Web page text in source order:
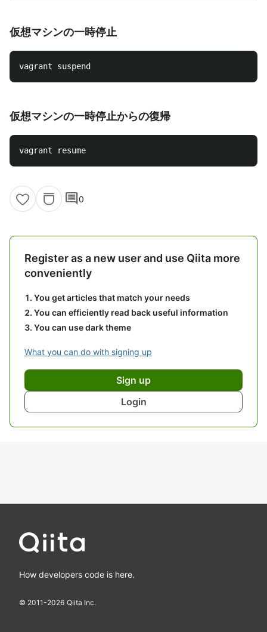
仮想マシンの一時停止
仮想マシンの一時停止からの復帰
comment0
Register as a new user and use Qiita more
conveniently
You get articles that match your needs
You can efficiently read back useful information
You can use dark theme
What you can do with signing up
Sign up
Login
How developers code is here.
© 2011-2026 Qiita Inc.